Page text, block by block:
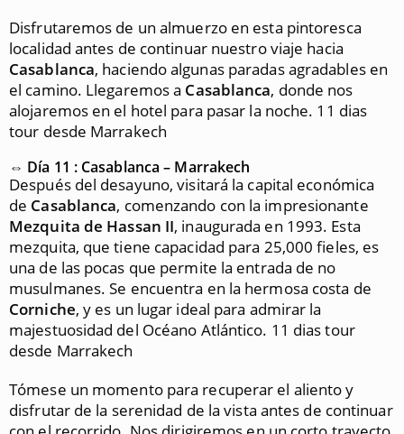
Disfrutaremos de un almuerzo en esta pintoresca
localidad antes de continuar nuestro viaje hacia
Casablanca, haciendo algunas paradas agradables en
el camino. Llegaremos a Casablanca, donde nos
alojaremos en el hotel para pasar la noche. 11 dias
tour desde Marrakech
⇔ Día 11 : Casablanca – Marrakech
Después del desayuno, visitará la capital económica
de Casablanca, comenzando con la impresionante
Mezquita de Hassan II, inaugurada en 1993. Esta
mezquita, que tiene capacidad para 25,000 fieles, es
una de las pocas que permite la entrada de no
musulmanes. Se encuentra en la hermosa costa de
Corniche, y es un lugar ideal para admirar la
majestuosidad del Océano Atlántico. 11 dias tour
desde Marrakech
Tómese un momento para recuperar el aliento y
disfrutar de la serenidad de la vista antes de continuar